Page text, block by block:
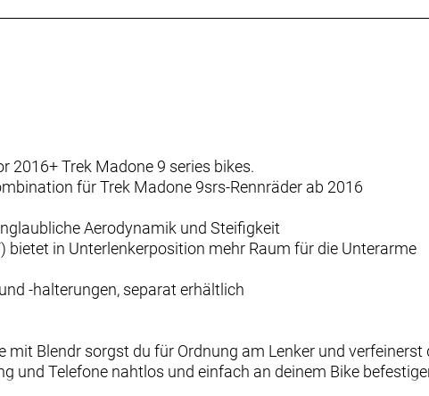
Trek Madone 9 series bikes.
für Trek Madone 9srs-Rennräder ab 2016
Aerodynamik und Steifigkeit
bietet in Unterlenkerposition mehr Raum für die Unterarme
-halterungen, separat erhältlich
Blendr sorgst du für Ordnung am Lenker und verfeinerst
und Telefone nahtlos und einfach an deinem Bike